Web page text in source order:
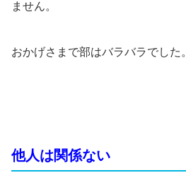
ません。
おかげさまで部はバラバラでした。
他人は関係ない